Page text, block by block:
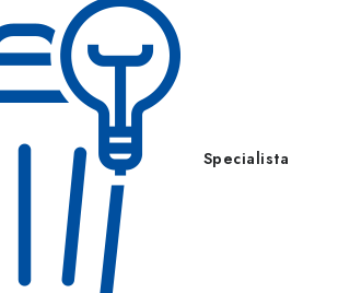
Specialista